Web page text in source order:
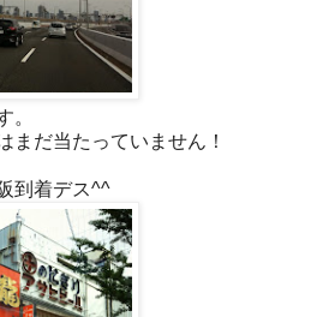
。
まだ当たっていません！
到着デス^^